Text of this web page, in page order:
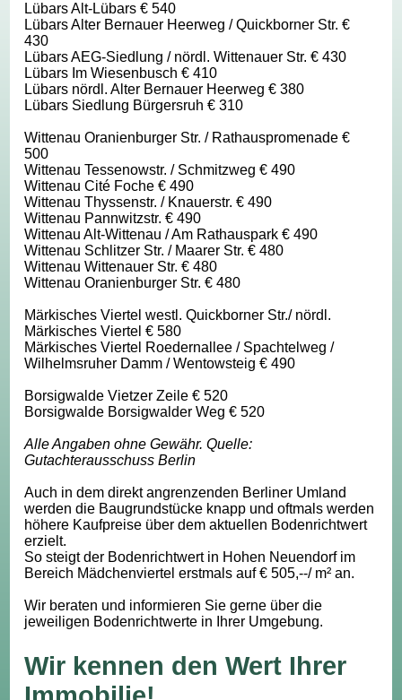
Lübars Alt-Lübars € 540
Lübars Alter Bernauer Heerweg / Quickborner Str. €
430
Lübars AEG-Siedlung / nördl. Wittenauer Str. € 430
Lübars Im Wiesenbusch € 410
Lübars nördl. Alter Bernauer Heerweg € 380
Lübars Siedlung Bürgersruh € 310
Wittenau Oranienburger Str. / Rathauspromenade €
500
Wittenau Tessenowstr. / Schmitzweg € 490
Wittenau Cité Foche € 490
Wittenau Thyssenstr. / Knauerstr. € 490
Wittenau Pannwitzstr. € 490
Wittenau Alt-Wittenau / Am Rathauspark € 490
Wittenau Schlitzer Str. / Maarer Str. € 480
Wittenau Wittenauer Str. € 480
Wittenau Oranienburger Str. € 480
Märkisches Viertel westl. Quickborner Str./ nördl.
Märkisches Viertel € 580
Märkisches Viertel Roedernallee / Spachtelweg /
Wilhelmsruher Damm / Wentowsteig € 490
Borsigwalde Vietzer Zeile € 520
Borsigwalde Borsigwalder Weg € 520
Alle Angaben ohne Gewähr. Quelle:
Gutachterausschuss Berlin
Auch in dem direkt angrenzenden Berliner Umland
werden die Baugrundstücke knapp und oftmals werden
höhere Kaufpreise über dem aktuellen Bodenrichtwert
erzielt.
So steigt der Bodenrichtwert in Hohen Neuendorf im
Bereich Mädchenviertel erstmals auf € 505,--/ m² an.
Wir beraten und informieren Sie gerne über die
jeweiligen Bodenrichtwerte in Ihrer Umgebung.
Wir kennen den Wert Ihrer